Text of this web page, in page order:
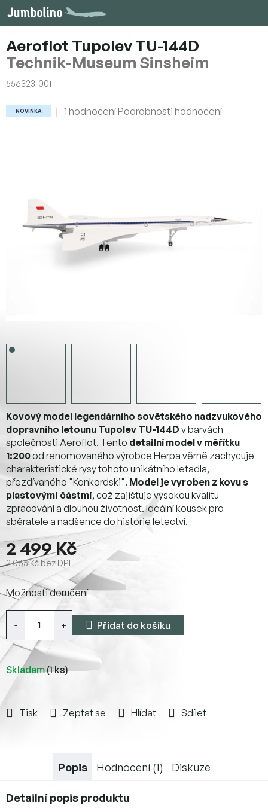
Přejít
na
Aeroflot Tupolev TU-144D
Technik-Museum Sinsheim
556323-001
NOVINKA
Průměrné
1 hodnocení Podrobnosti hodnocení
2 499 Kč
2 065 Kč bez DPH
Měrná
cena:
Skladem(1 ks)
Možnosti doručení
Přidat do košíku
Kovový model legendárního sovětského nadzvukového
dopravního letounu Tupolev TU-144D v barvách
společnosti Aeroflot. Tento detailní model v měřítku
1:200od renomovaného výrobce Herpa věrně zachycuje
charakteristické rysy tohoto unikátního letadla,
přezdívaného "Konkordski". Model je vyroben z kovu s
plastovými částmi, což zajišťuje vysokou kvalitu
zpracování a dlouhou životnost. Ideální kousek pro
sběratele a nadšence do historie letectví.
Tisk Zeptat se Hlídat Sdílet
Popis Hodnocení (1) Diskuze
Detailní popis produktu